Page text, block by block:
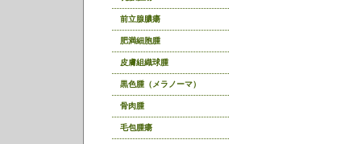
前立腺膿瘍
肥満細胞腫
皮膚組織球腫
黒色腫（メラノーマ）
骨肉腫
毛包腫瘍